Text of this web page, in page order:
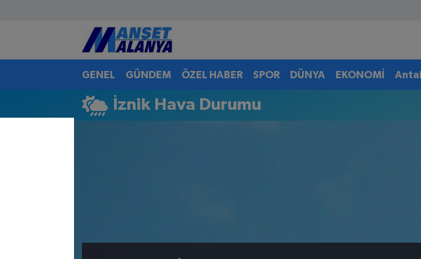
GENEL GÜNDEM ÖZEL HABER SPOR DÜNYA EKONOMİ
İznik Hava Durumu
Antalya Nöbetçi Eczaneler
Antalya Hava Durumu
Antalya Namaz Vakitleri